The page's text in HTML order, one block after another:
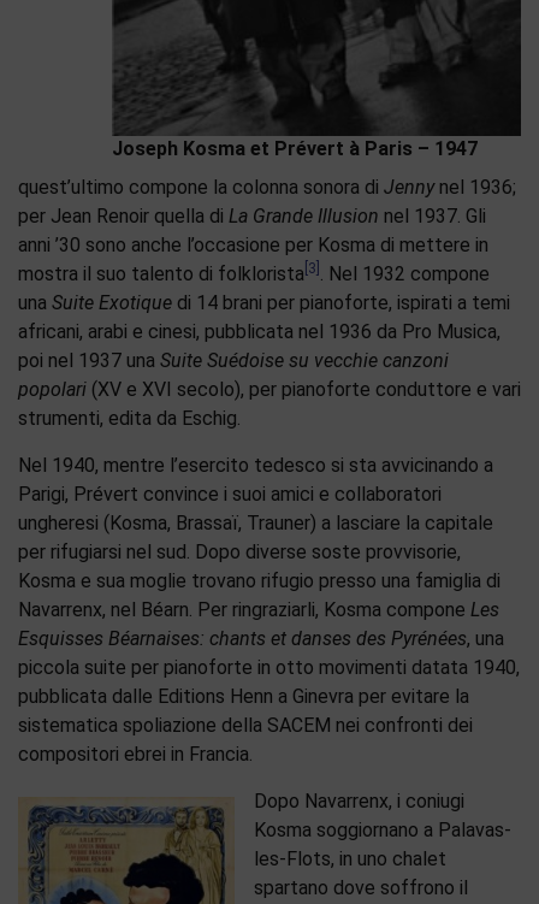
Joseph Kosma et Prévert à Paris – 1947
quest’ultimo compone la colonna sonora di Jenny nel 1936;
per Jean Renoir quella di La Grande Illusion nel 1937. Gli
anni ’30 sono anche l’occasione per Kosma di mettere in
mostra il suo talento di folklorista [3] . Nel 1932 compone
una Suite Exotique di 14 brani per pianoforte, ispirati a temi
africani, arabi e cinesi, pubblicata nel 1936 da Pro Musica,
poi nel 1937 una Suite Suédoise su vecchie canzoni
popolari (XV e XVI secolo), per pianoforte conduttore e vari
strumenti, edita da Eschig.
Nel 1940, mentre l’esercito tedesco si sta avvicinando a
Parigi, Prévert convince i suoi amici e collaboratori
ungheresi (Kosma, Brassaï, Trauner) a lasciare la capitale
per rifugiarsi nel sud. Dopo diverse soste provvisorie,
Kosma e sua moglie trovano rifugio presso una famiglia di
Navarrenx, nel Béarn. Per ringraziarli, Kosma compone Les
Esquisses Béarnaises: chants et danses des Pyrénées, una
piccola suite per pianoforte in otto movimenti datata 1940,
pubblicata dalle Editions Henn a Ginevra per evitare la
sistematica spoliazione della SACEM nei confronti dei
compositori ebrei in Francia.
Dopo Navarrenx, i coniugi
Kosma soggiornano a Palavas-
les-Flots, in uno chalet
spartano dove soffrono il